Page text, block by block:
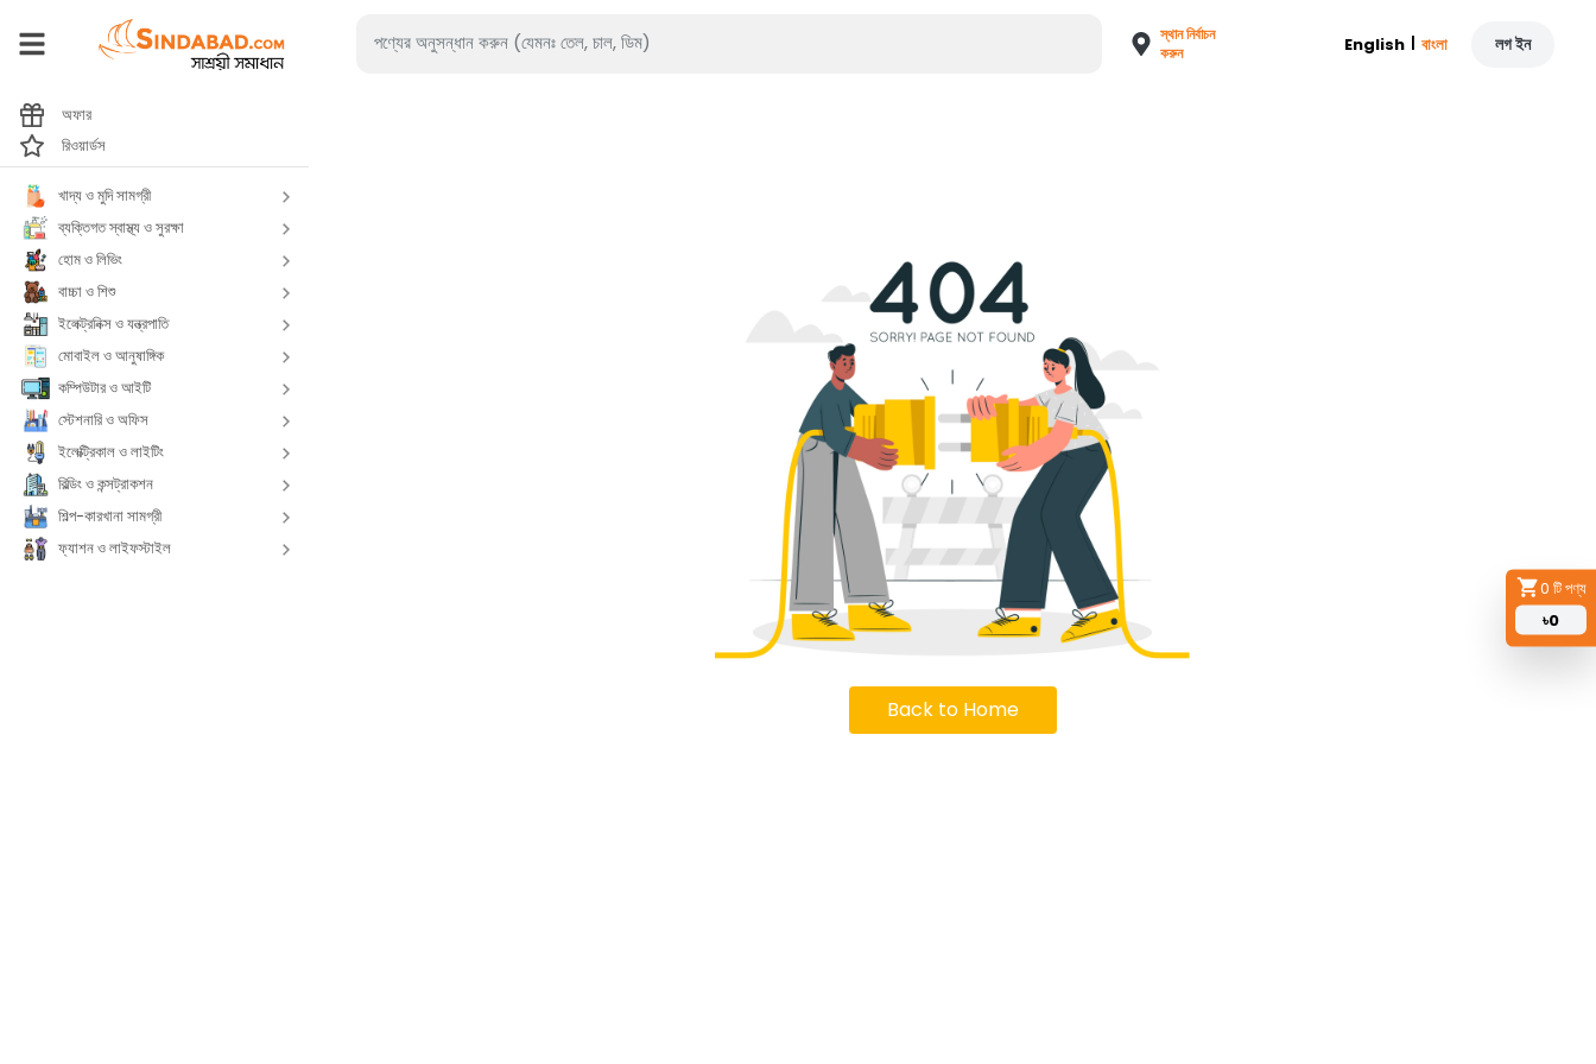
0 টি পণ্য
৳0
স্থান নির্বাচন
করুন
English | বাংলা লগ ইন
অফার
রিওয়ার্ডস
খাদ্য ও মুদি সামগ্রী
ব্যক্তিগত স্বাস্থ্য ও সুরক্ষা
হোম ও লিভিং
বাচ্চা ও শিশু
ইলেক্ট্রনিক্স ও যন্ত্রপাতি
মোবাইল ও আনুষাঙ্গিক
কম্পিউটার ও আইটি
স্টেশনারি ও অফিস
ইলেক্ট্রিকাল ও লাইটিং
বিল্ডিং ও কন্সট্রাকশন
শিল্প-কারখানা সামগ্রী
ফ্যাশন ও লাইফস্টাইল
Back to Home